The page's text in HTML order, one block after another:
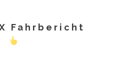
Fahrbericht